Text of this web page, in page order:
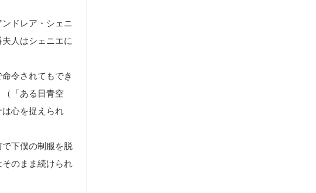
ドレア・シェニ
人はシェニエに
令されてもでき
「ある日青空
心を捉えられ
下僕の制服を脱
のまま続けられ